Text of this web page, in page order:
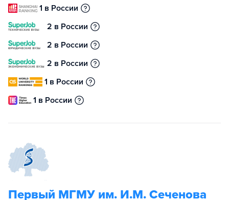
1 в России
2 в России
2 в России
2 в России
1 в России
1 в России
Первый МГМУ им. И.М. Сеченова